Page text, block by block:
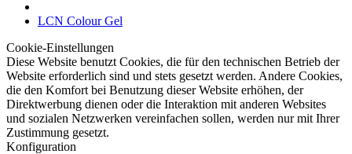
LCN Colour Gel
Cookie-Einstellungen
Diese Website benutzt Cookies, die für den technischen Betrieb der
Website erforderlich sind und stets gesetzt werden. Andere Cookies,
die den Komfort bei Benutzung dieser Website erhöhen, der
Direktwerbung dienen oder die Interaktion mit anderen Websites
und sozialen Netzwerken vereinfachen sollen, werden nur mit Ihrer
Zustimmung gesetzt.
Konfiguration